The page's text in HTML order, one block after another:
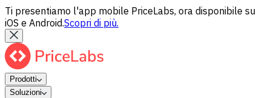
Ti presentiamo l'app mobile PriceLabs, ora disponibile su
iOS e Android.Scopri di più.
Prodotti
Soluzioni